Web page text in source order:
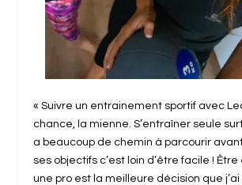
« Suivre un entrainement sportif avec
chance, la mienne. S’entraîner seule
a beaucoup de chemin à parcourir
ses objectifs c’est loin d’être facile !
une pro est la meilleure décision que